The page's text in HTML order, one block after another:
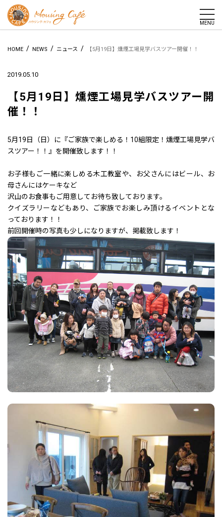
MENU
HOME / NEWS / ニュース / 【5月19日】燻煙工場見学バスツアー開催！！
2019.05.10
【5月19日】燻煙工場見学バスツアー開
催！！
5月19日（日）に『ご家族で楽しめる！10組限定！燻煙工場見学バ
スツアー！！』を開催致します！！
お子様もご一緒に楽しめる木工教室や、お父さんにはビール、お
母さんにはケーキなど
沢山のお食事もご用意してお待ち致しております。
クイズラリーなどもあり、ご家族でお楽しみ頂けるイベントとな
っております！！
前回開催時の写真も少しになりますが、掲載致します！